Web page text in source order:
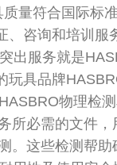
量符合国际标
、咨询和培训服
出服务就是
玩具品牌
物理检
所必需的文件，
。这些检测帮助